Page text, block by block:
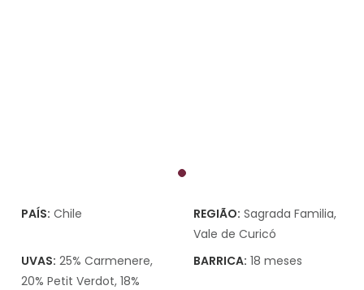
PAÍS: Chile
BARRICA: 18 meses
UVAS: 25% Carmenere,
20% Petit Verdot, 18%
REGIÃO: Sagrada Familia,
Vale de Curicó